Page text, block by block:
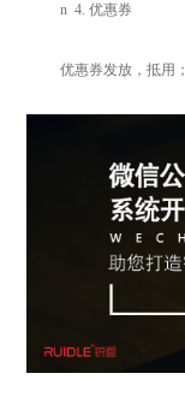
n 4.优惠券
优惠券发放，抵用；